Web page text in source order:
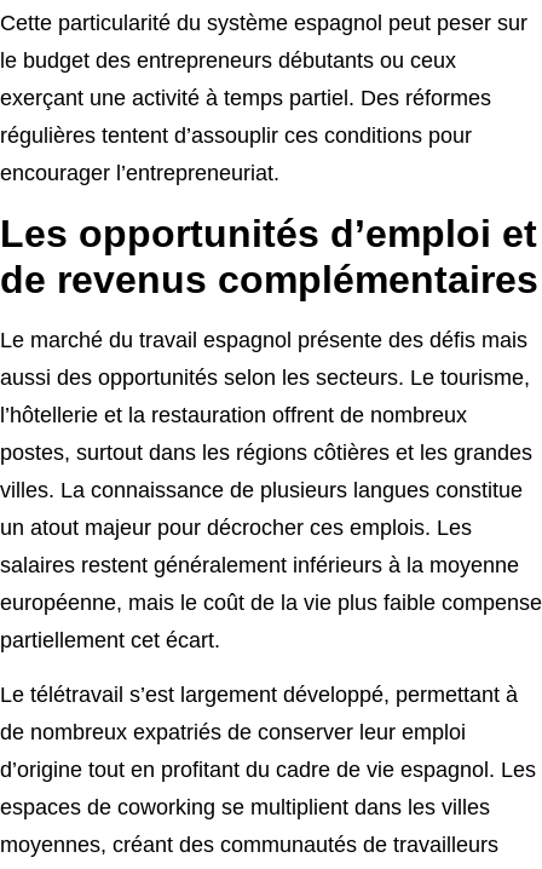
Cette particularité du système espagnol peut peser sur
le budget des entrepreneurs débutants ou ceux
exerçant une activité à temps partiel. Des réformes
régulières tentent d’assouplir ces conditions pour
encourager l’entrepreneuriat.
Les opportunités d’emploi et
de revenus complémentaires
Le marché du travail espagnol présente des défis mais
aussi des opportunités selon les secteurs. Le tourisme,
l’hôtellerie et la restauration offrent de nombreux
postes, surtout dans les régions côtières et les grandes
villes. La connaissance de plusieurs langues constitue
un atout majeur pour décrocher ces emplois. Les
salaires restent généralement inférieurs à la moyenne
européenne, mais le coût de la vie plus faible compense
partiellement cet écart.
Le télétravail s’est largement développé, permettant à
de nombreux expatriés de conserver leur emploi
d’origine tout en profitant du cadre de vie espagnol. Les
espaces de coworking se multiplient dans les villes
moyennes, créant des communautés de travailleurs